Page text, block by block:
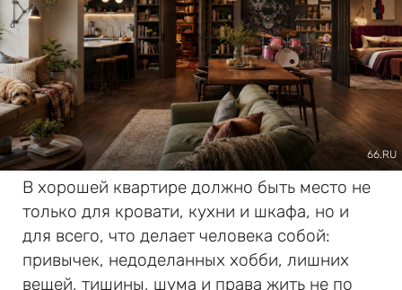
66.RU
В хорошей квартире должно быть место не
только для кровати, кухни и шкафа, но и
для всего, что делает человека собой:
привычек, недоделанных хобби, лишних
вещей, тишины, шума и права жить не по